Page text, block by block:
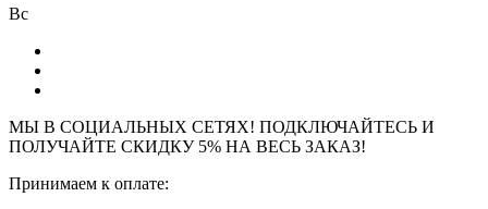
Вс
МЫ В СОЦИАЛЬНЫХ СЕТЯХ! ПОДКЛЮЧАЙТЕСЬ И
ПОЛУЧАЙТЕ СКИДКУ 5% НА ВЕСЬ ЗАКАЗ!
Принимаем к оплате: